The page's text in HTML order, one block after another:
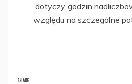
dotyczy godzin
względu na szczególne
SHARE